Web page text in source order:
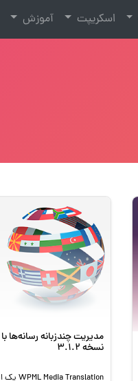
اسکریپت آموزش
نسخه 3.1.2